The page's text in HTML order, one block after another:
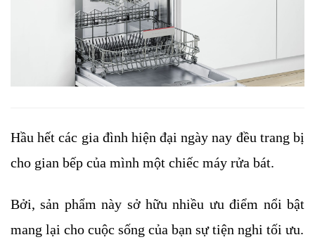
Hầu hết các gia đình hiện đại ngày nay đều trang bị
cho gian bếp của mình một chiếc máy rửa bát.
Bởi, sản phẩm này sở hữu nhiều ưu điểm nổi bật